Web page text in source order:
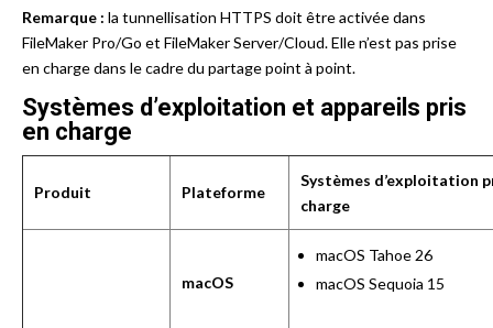
Remarque : la tunnellisation HTTPS doit être activée dans
FileMaker Pro/Go et FileMaker Server/Cloud. Elle n’est pas prise
en charge dans le cadre du partage point à point.
Systèmes d’exploitation et appareils pris
en charge
Produit Plateforme
Systèmes d’exploitation
charge
macOS
macOS Tahoe 26
macOS Sequoia 15